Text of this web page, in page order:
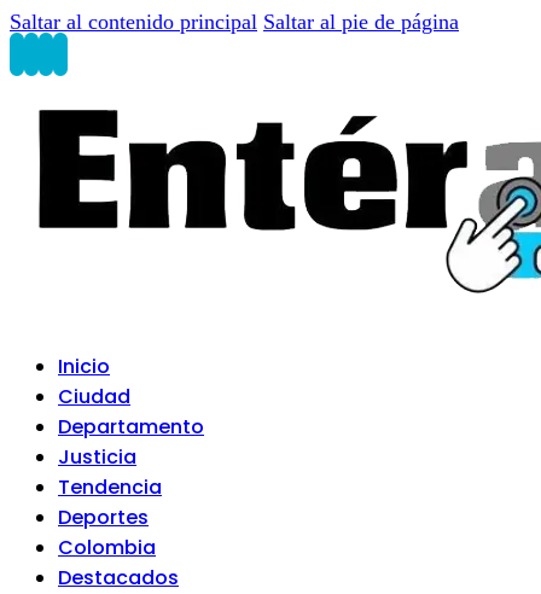
Saltar al contenido principal Saltar al pie de página
Inicio
Ciudad
Departamento
Justicia
Tendencia
Deportes
Colombia
Destacados